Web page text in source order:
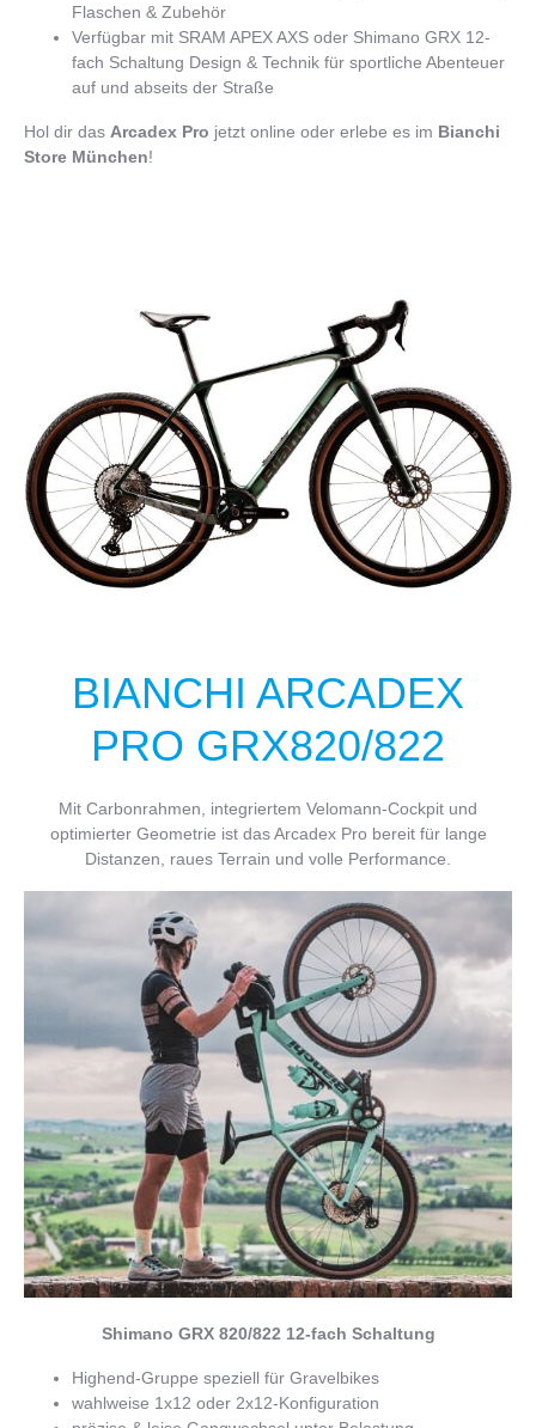
Flaschen & Zubehör
Verfügbar mit SRAM APEX AXS oder Shimano GRX 12-
fach Schaltung Design & Technik für sportliche Abenteuer
auf und abseits der Straße
Hol dir das Arcadex Pro jetzt online oder erlebe es im Bianchi
Store München!
BIANCHI ARCADEX
PRO GRX820/822
Mit Carbonrahmen, integriertem Velomann-Cockpit und
optimierter Geometrie ist das Arcadex Pro bereit für lange
Distanzen, raues Terrain und volle Performance.
Shimano GRX 820/822 12-fach Schaltung
Highend-Gruppe speziell für Gravelbikes
wahlweise 1x12 oder 2x12-Konfiguration